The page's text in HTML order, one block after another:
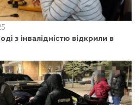
з інвалідністю відкрили в